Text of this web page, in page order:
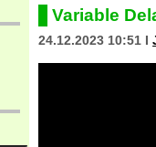
Variable
24.12.2023 10:51 I